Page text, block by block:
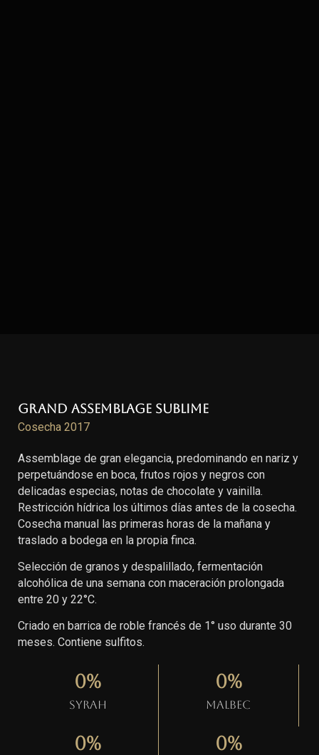
Grand Assemblage Sublime
Cosecha 2017
Assemblage de gran elegancia, predominando en nariz y
perpetuándose en boca, frutos rojos y negros con
delicadas especias, notas de chocolate y vainilla.
Restricción hídrica los últimos días antes de la cosecha.
Cosecha manual las primeras horas de la mañana y
traslado a bodega en la propia finca.
Selección de granos y despalillado, fermentación
alcohólica de una semana con maceración prolongada
entre 20 y 22°C.
Criado en barrica de roble francés de 1° uso durante 30
meses. Contiene sulfitos.
Syrah
0%
Malbec
0%
0% 0%